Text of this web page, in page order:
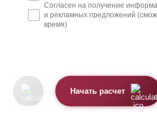
Согласен на получение
и рекламных предложений
время)
Начать расчет